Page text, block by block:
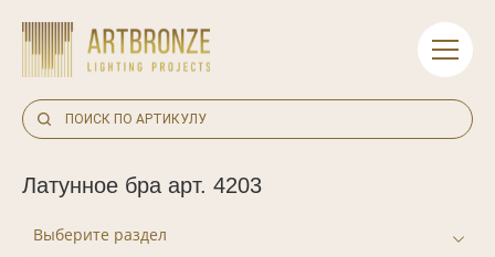
content
Латунное бра арт. 4203
Выберите раздел